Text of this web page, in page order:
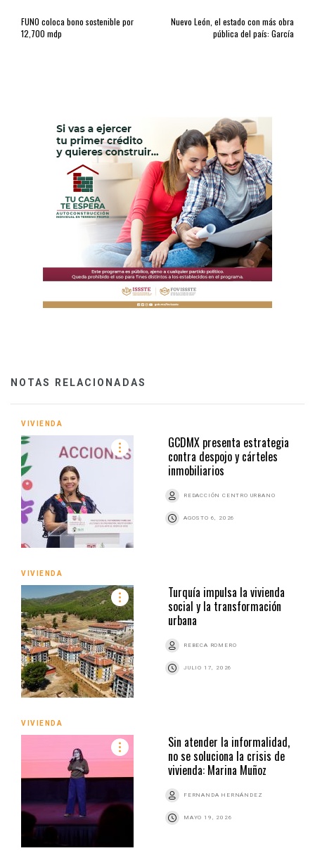
FUNO coloca bono sostenible por
12,700 mdp
Nuevo León, el estado con más obra
pública del país: García
NOTAS RELACIONADAS
VIVIENDA
GCDMX presenta estrategia
contra despojo y cárteles
inmobiliarios
REDACCIÓN CENTRO URBANO
AGOSTO 6, 2026
VIVIENDA
Turquía impulsa la vivienda
social y la transformación
urbana
REBECA ROMERO
JULIO 17, 2026
VIVIENDA
Sin atender la informalidad,
no se soluciona la crisis de
vivienda: Marina Muñoz
FERNANDA HERNÁNDEZ
MAYO 19, 2026